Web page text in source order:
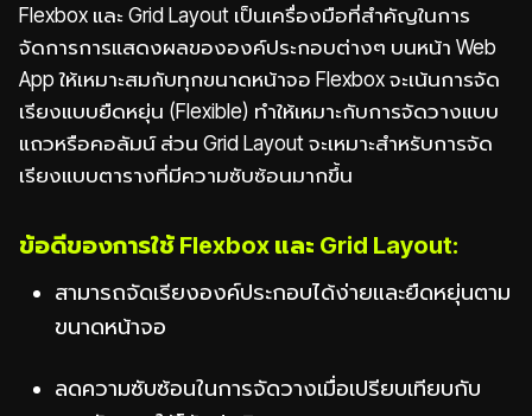
Flexbox และ Grid Layout เป็นเครื่องมือที่สำคัญในการ
จัดการการแสดงผลขององค์ประกอบต่างๆ บนหน้า Web
App ให้เหมาะสมกับทุกขนาดหน้าจอ Flexbox จะเน้นการจัด
เรียงแบบยืดหยุ่น (Flexible) ทำให้เหมาะกับการจัดวางแบบ
แถวหรือคอลัมน์ ส่วน Grid Layout จะเหมาะสำหรับการจัด
เรียงแบบตารางที่มีความซับซ้อนมากขึ้น
ข้อดีของการใช้ Flexbox และ Grid Layout:
สามารถจัดเรียงองค์ประกอบได้ง่ายและยืดหยุ่นตาม
ขนาดหน้าจอ
ลดความซับซ้อนในการจัดวางเมื่อเปรียบเทียบกับ